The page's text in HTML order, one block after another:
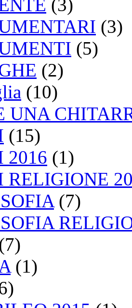
(3)
(3)
(5)
(2)
(10)
UNA
(15)
2016 (1)
RELIGIONE
(7)
(1)